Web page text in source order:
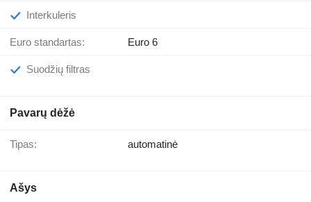
Interkuleris
Euro standartas: Euro 6
Suodžių filtras
Pavarų dėžė
Tipas: automatinė
Ašys